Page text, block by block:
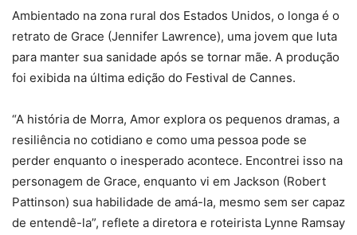
Ambientado na zona rural dos Estados Unidos, o longa é o
retrato de Grace (Jennifer Lawrence), uma jovem que luta
para manter sua sanidade após se tornar mãe. A produção
foi exibida na última edição do Festival de Cannes.
“A história de Morra, Amor explora os pequenos dramas, a
resiliência no cotidiano e como uma pessoa pode se
perder enquanto o inesperado acontece. Encontrei isso na
personagem de Grace, enquanto vi em Jackson (Robert
Pattinson) sua habilidade de amá-la, mesmo sem ser capaz
de entendê-la”, reflete a diretora e roteirista Lynne Ramsay